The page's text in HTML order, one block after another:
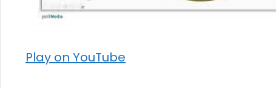
Play on YouTube